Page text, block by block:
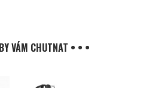
VÁM CHUTNAT • • •